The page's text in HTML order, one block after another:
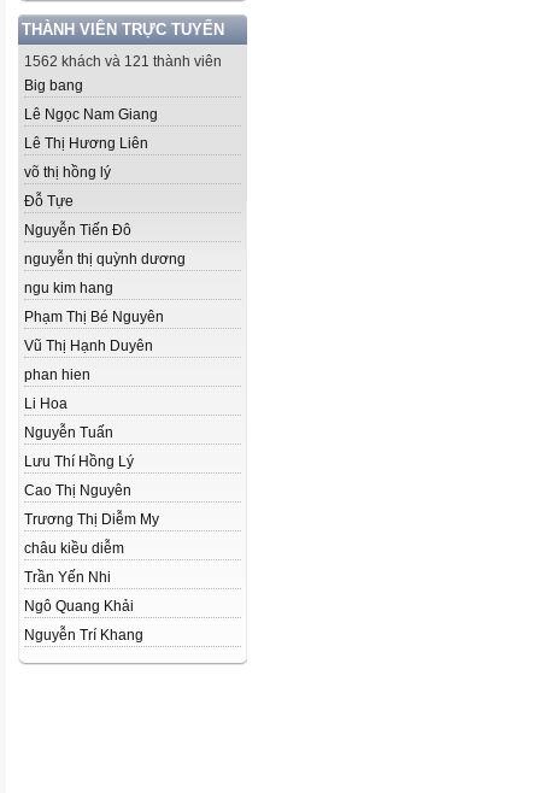
THÀNH VIÊN TRỰC TUYẾN
1562 khách và 121 thành viên
Big bang
Lê Ngọc Nam Giang
Lê Thị Hương Liên
võ thị hồng lý
Đỗ Tựe
Nguyễn Tiến Đô
nguyễn thị quỳnh dương
ngu kim hang
Phạm Thị Bé Nguyên
Vũ Thị Hạnh Duyên
phan hien
Li Hoa
Nguyễn Tuấn
Lưu Thí Hồng Lý
Cao Thị Nguyên
Trương Thị Diễm My
châu kiều diễm
Trần Yến Nhi
Ngô Quang Khải
Nguyễn Trí Khang